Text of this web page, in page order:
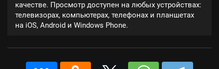
качестве. Просмотр доступен на любых устройствах:
телевизорах, компьютерах, телефонах и планшетах
на iOS, Android и Windows Phone.